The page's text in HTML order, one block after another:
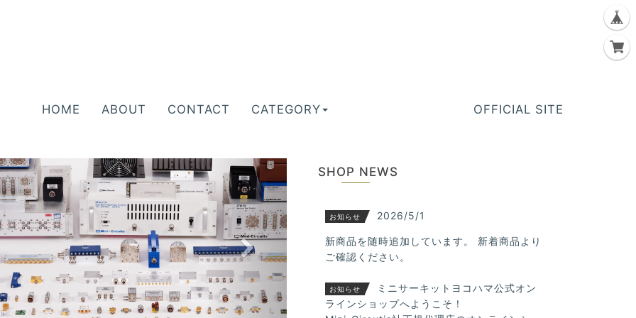
HOME ABOUT CONTACT CATEGORY OFFICIAL SITE
N
e
x
t
SHOP NEWS
お知らせ 2026/5/1
新商品を随時追加しています。 新着商品より
ご確認ください。
お知らせ
ミニサーキットヨコハマ公式オン
ラインショップへようこそ！